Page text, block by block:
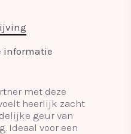
informatie
met deze
heerlijk zacht
geur van
Ideaal voor een